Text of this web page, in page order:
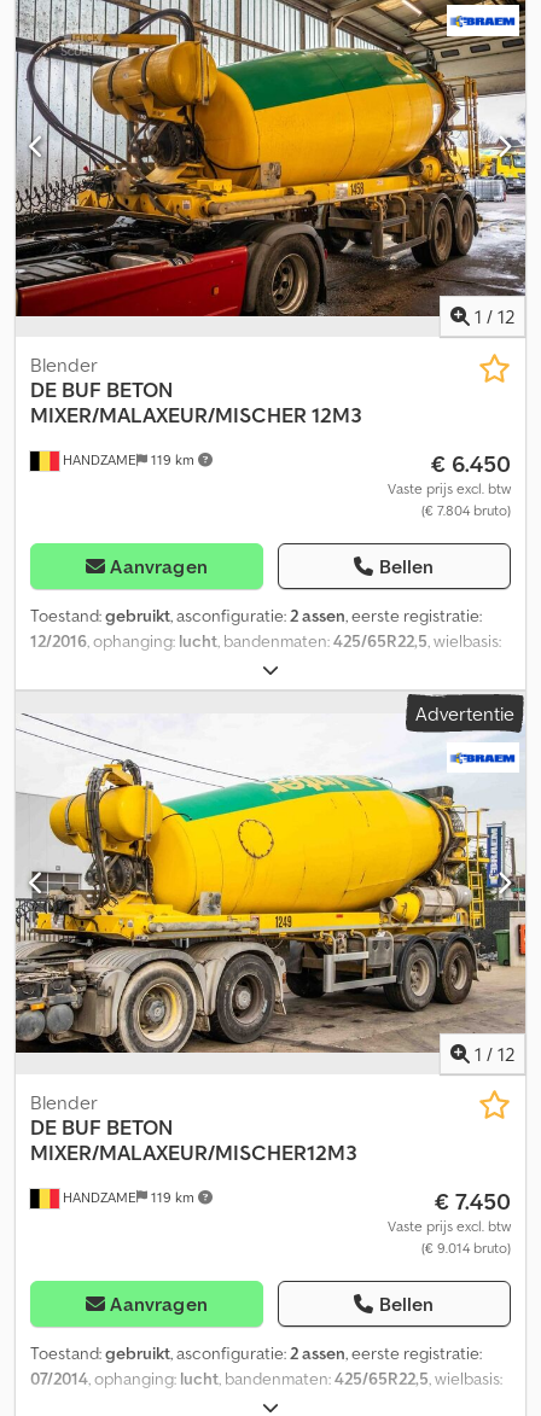
425/65 R22.5 Merk assen: ROR Remmen: trommelremmen Vering:
luchtvering Achteras 1: Max. aslast: 9.000 kg; profiel links: 30%;
profiel rechts: 30% Achteras 2: Max. aslast: 9.000 kg; profiel links:
40%; profiel rechts: 40% Achteras 3: Max. aslast: 9.000 kg; profiel
links: 20%; profiel rechts: 20% Gewichten Dedpfxszcyw Te
Apmsck Leeggewicht: 9.320 kg Laadvermogen: 29.680 kg GVW:
39.000 kg Onderhoud APK (algemene periodieke keuring):
gekeurd tot 11-2026 Staat Technische staat: zeer goed Optische
staat: zeer goed Schade: geen
1 / 12
HANDZAME 119 km
Blender
DE BUF BETON
MIXER/MALAXEUR/MISCHER 12M3
€ 6.450
Vaste prijs excl. btw
(€ 7.804 bruto)
Aanvragen Bellen
Toestand:gebruikt, asconfiguratie:2 assen, eerste registratie:
12/2016, ophanging: lucht, bandenmaten:425/65R22,5, wielbasis:
, Te gebruiken materiaal: Beton
Bandenmaat: 425/65R22,5 Ophanging: Luchtvering Aandrijving:
Wiel Leeggewicht: 7.720 kg Laadvermogen: 28.280 kg Toegestane
totaalgewicht: 36.000 kg Opbouwmerk: DE BUF Dcodpfx Ajuc
Dcdopmsk
Advertentie
1 / 12
HANDZAME 119 km
Blender
DE BUF BETON
MIXER/MALAXEUR/MISCHER12M3
€ 7.450
Vaste prijs excl. btw
(€ 9.014 bruto)
Aanvragen Bellen
Toestand:gebruikt, asconfiguratie:2 assen, eerste registratie:
07/2014, ophanging: lucht, bandenmaten:425/65R22,5, wielbasis:
, Geschikt materiaal: Beton Bandenmaat: